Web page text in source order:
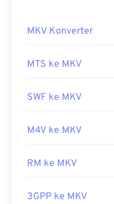
berukuran kecil
MKV?
dengan
sistem operasi dan
pemutar media lain
MKV Konverter
MTS ke MKV
SWF ke MKV
M4V ke MKV
RM ke MKV
3GPP ke MKV